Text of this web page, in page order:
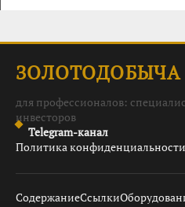
ЗОЛОТОДОБЫЧА
для профессионалов:
инвесторов
Telegram-канал
Политика конфиденциальности
СодержаниеСсылки